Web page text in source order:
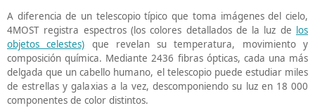
A diferencia de un telescopio típico que toma imágenes del cielo,
4MOST registra espectros (los colores detallados de la luz de los
objetos celestes) que revelan su temperatura, movimiento y
composición química. Mediante 2436 fibras ópticas, cada una más
delgada que un cabello humano, el telescopio puede estudiar miles
de estrellas y galaxias a la vez, descomponiendo su luz en 18 000
componentes de color distintos.